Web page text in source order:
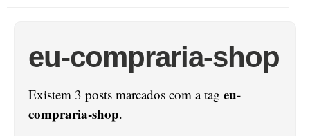
eu-compraria-shop
Existem 3 posts marcados com a tag eu-
compraria-shop.